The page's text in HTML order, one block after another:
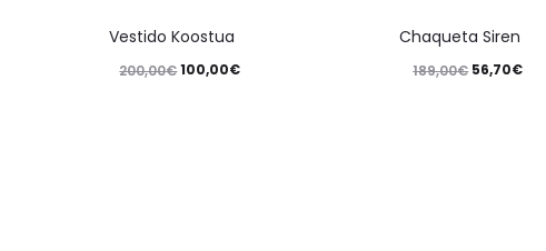
Vestido Koostua
200,00€100,00€
Chaqueta Siren
189,00€ 56,70€